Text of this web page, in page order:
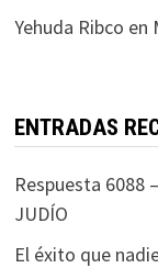
Yehuda Ribco en
ENTRADAS
Respuesta 6088
JUDÍO
El éxito que